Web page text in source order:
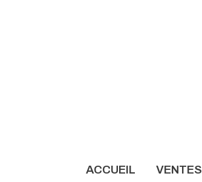
ACCUEIL VENTES